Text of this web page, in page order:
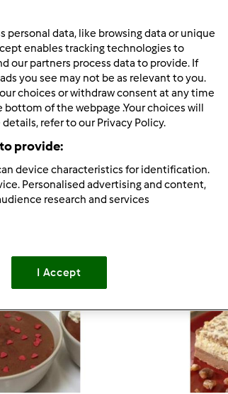
Ordina per:
Predefinito
personal data, like browsing data or unique
enables tracking technologies to
our partners process data to provide. If
you see may not be as relevant to you.
choices or withdraw consent at any time
of the webpage .Your choices will
refer to our Privacy Policy.
provide:
device characteristics for identification.
Personalised advertising and content,
research and services
I Accept